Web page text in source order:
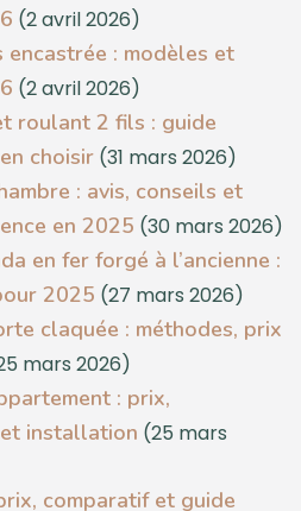
(2 avril 2026)
: modèles et
(2 avril 2026)
roulant 2 fils : guide
choisir (31 mars 2026)
: avis, conseils et
en 2025 (30 mars 2026)
en fer forgé à l’ancienne :
2025 (27 mars 2026)
claquée : méthodes, prix
mars 2026)
: prix,
installation (25 mars
comparatif et guide